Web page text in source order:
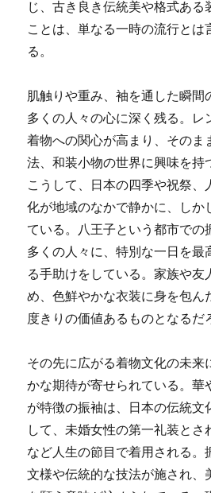
じ、古き良き伝統美や格式ある
ことは、単なる一時の流行とは
る。
肌触りや重み、袖を通した瞬間
多くの人々の心に深く残る。レ
着物への関心が高まり、そのま
法、和装小物の世界に興味を持
こうして、日本の四季や祝祭、
化が地域のなかで静かに、しか
ている。八王子という都市での
多くの人々に、特別な一日を最
る手助けをしている。家族や友
め、色鮮やかな衣装に身を包ん
度きりの価値あるものとなるだ
その先に広がる着物文化の未来
かな期待が寄せられている。華
が特徴の振袖は、日本の伝統文
して、未婚女性の第一礼装とさ
など人生の節目で着用される。
文様や伝統的な技法が施され、